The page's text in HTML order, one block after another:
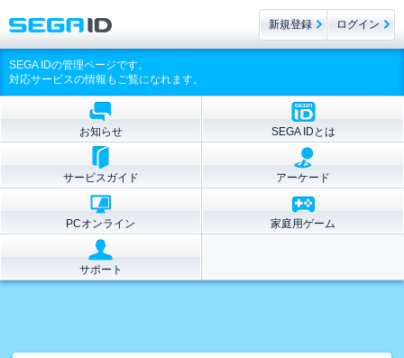
SEGA IDの管理ページです。
対応サービスの情報もご覧になれます。
お知らせ SEGA IDとは
サービスガイド アーケード
PCオンライン 家庭用ゲーム
サポート
新規登録 ログイン